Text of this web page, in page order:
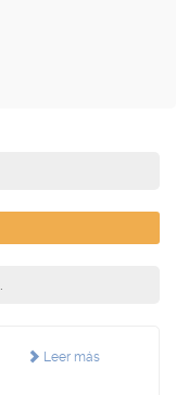
Leer más